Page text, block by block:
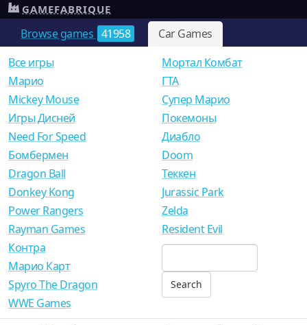
Browse games 41958 Car Games
GAMEFABRIQUE
Все игры
Mарио
Mickey Mouse
Игры Дисней
Need For Speed
Мортал Комбат
ГТА
Супер Марио
Покемоны
Диабло
Бомбермен
Dragon Ball
Donkey Kong
Power Rangers
Rayman Games
Doom
Теккен
Jurassic Park
Zelda
Resident Evil
Контра
Марио Карт
Spyro The Dragon
WWE Games